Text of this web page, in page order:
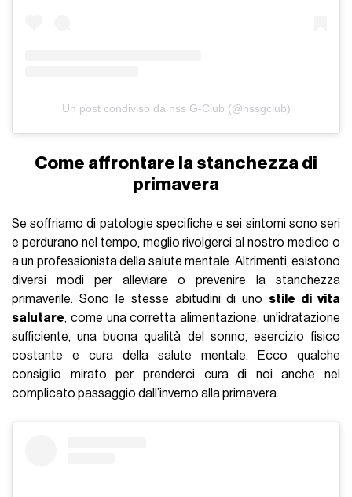
Un post condiviso da nss G-Club (@nssgclub)
Come affrontare la stanchezza di
primavera
Se soffriamo di patologie specifiche e sei sintomi sono seri
e perdurano nel tempo, meglio rivolgerci al nostro medico o
a un professionista della salute mentale. Altrimenti, esistono
diversi modi per alleviare o prevenire la stanchezza
primaverile. Sono le stesse abitudini di uno stile di vita
salutare, come una corretta alimentazione, un'idratazione
sufficiente, una buonaqualità del sonno, esercizio fisico
costante e cura della salute mentale.
Ecco qualche
consiglio mirato per prenderci cura di noi anche nel
complicato passaggio dall’inverno alla primavera.